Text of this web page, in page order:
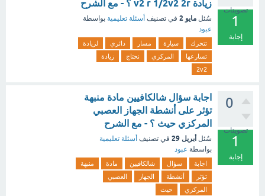
تصويتات
1
إجابة
زيادة v2 r 1/2v2 2r ؟ - مع الشرح
سُئل مايو 2 في تصنيف أسئلة تعليمية بواسطة
عبود
تتحرك سيارة مسار دائري
لزيادة
تسارعها
المركزي نحتاج
زيادة
2v2
0
تصويتات
1
إجابة
اجابة سؤال شالكافيين مادة منبهة
تؤثر على أنشطة الجهاز العصبي
المركزي حيث ؟ - مع الشرح
سُئل أبريل 29 في تصنيف أسئلة تعليمية
بواسطة عبود
اجابة سؤال شالكافيين مادة
منبهة
تؤثر
أنشطة الجهاز
العصبي
المركزي
حيث